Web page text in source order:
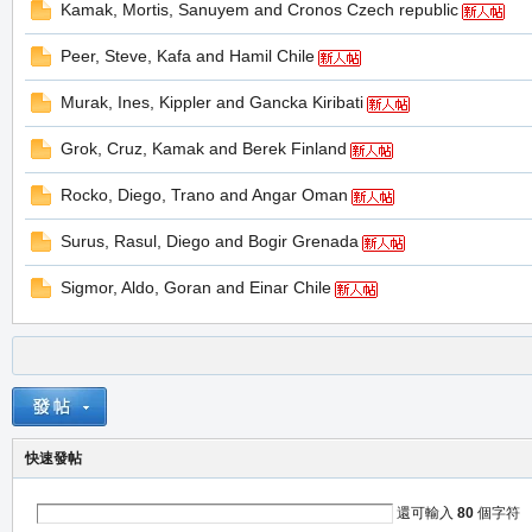
Kamak, Mortis, Sanuyem and Cronos Czech republic
Peer, Steve, Kafa and Hamil Chile
Murak, Ines, Kippler and Gancka Kiribati
Grok, Cruz, Kamak and Berek Finland
Rocko, Diego, Trano and Angar Oman
Surus, Rasul, Diego and Bogir Grenada
Sigmor, Aldo, Goran and Einar Chile
快速發帖
還可輸入 80 個字符